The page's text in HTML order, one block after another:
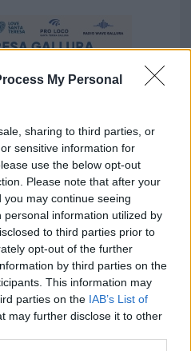
My Personal
sharing to third parties, or
sensitive information for
use the below opt-out
Please note that after your
may continue seeing
information utilized by
to third parties prior to
opt-out of the further
by third parties on the
This information may
parties on the IAB’s List of
may further disclose it to other
nazionali?
€ 1,10 al mese